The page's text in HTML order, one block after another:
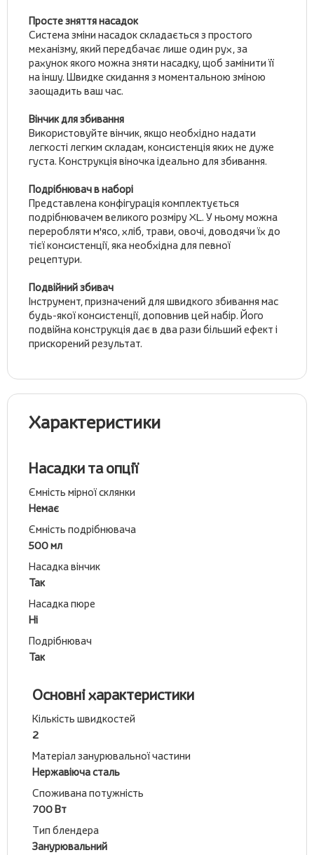
Просте зняття насадок
Система зміни насадок складається з простого
механізму, який передбачає лише один рух, за
рахунок якого можна зняти насадку, щоб замінити її
на іншу. Швидке скидання з моментальною зміною
заощадить ваш час.
Вінчик для збивання
Використовуйте вінчик, якщо необхідно надати
легкості легким складам, консистенція яких не дуже
густа. Конструкція віночка ідеально для збивання.
Подрібнювач в наборі
Представлена ​​конфігурація комплектується
подрібнювачем великого розміру XL. У ньому можна
переробляти м'ясо, хліб, трави, овочі, доводячи їх до
тієї консистенції, яка необхідна для певної
рецептури.
Подвійний збивач
Інструмент, призначений для швидкого збивання мас
будь-якої консистенції, доповнив цей набір. Його
подвійна конструкція дає в два рази більший ефект і
прискорений результат.
Характеристики
Насадки та опції
Ємність мірної склянки
Немає
Ємність подрібнювача
500 мл
Насадка вінчик
Так
Насадка пюре
Ні
Подрібнювач
Так
Основні характеристики
Кількість швидкостей
2
Матеріал занурювальної частини
Нержавіюча сталь
Споживана потужність
700 Вт
Тип блендера
Занурювальний